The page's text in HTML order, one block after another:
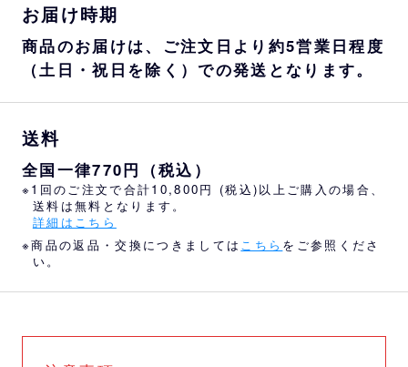
お届け時期
商品のお届けは、ご注文日より約5営業日程度
（土日・祝日を除く）での発送となります。
送料
全国一律770円（税込）
※1回のご注文で合計10,800円 (税込)以上ご購入の場合、
送料は無料となります。
詳細はこちら
※商品の返品・交換につきましては こちら をご参照くださ
い。